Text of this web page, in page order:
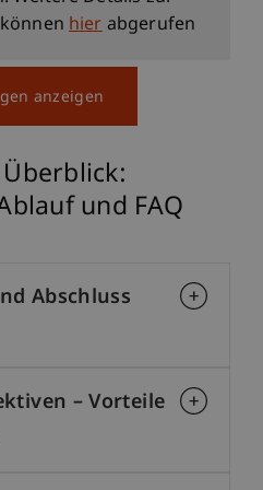
hierabgerufen
anzeigen
und FAQ
Abschluss
– Vorteile